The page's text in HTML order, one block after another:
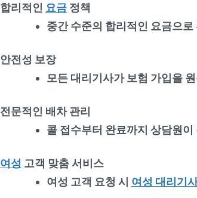
합리적인 요금정책
중간 수준의 합리적인 요금으
안전성 보장
모든 대리기사가 보험 가입을
전문적인 배차 관리
콜 접수부터 완료까지 상담원이
여성 고객 맞춤 서비스
여성 고객 요청 시 여성 대리기